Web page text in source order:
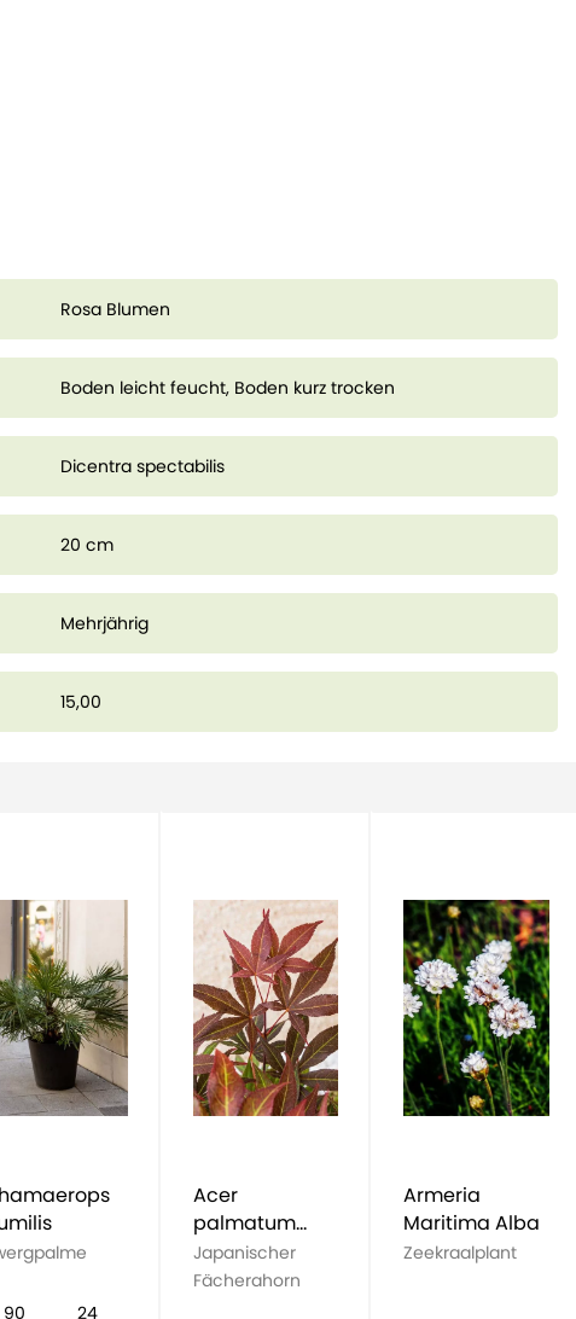
Rosa Blumen
Boden leicht feucht, Boden kurz trocken
Dicentra spectabilis
20 cm
Mehrjährig
15,00
90
24
Acer
palmatum
Atropurpureu
m
Japanischer
Fächerahorn
Armeria
Maritima Alba
Zeekraalplant